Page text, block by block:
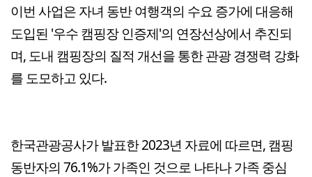
이번 사업은 자녀 동반 여행객의 수요 증가에 대응해
도입된 '우수 캠핑장 인증제'의 연장선상에서 추진되
며, 도내 캠핑장의 질적 개선을 통한 관광 경쟁력 강화
를 도모하고 있다.
한국관광공사가 발표한 2023년 자료에 따르면, 캠핑
동반자의 76.1%가 가족인 것으로 나타나 가족 중심